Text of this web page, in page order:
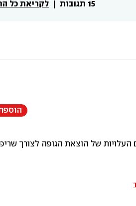
לקריאת כל 15 תגובות
העלויות של הוצאת הגופה לצורך